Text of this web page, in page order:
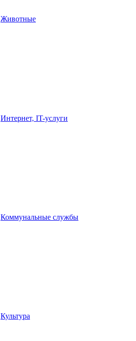
Животные
Интернет, IT-услуги
Коммунальные службы
Культура